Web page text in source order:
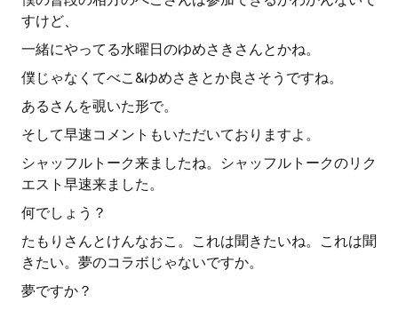
すけど、
一緒にやってる水曜日のゆめさきさんとかね。
僕じゃなくてべこ&ゆめさきとか良さそうですね。
あるさんを覗いた形で。
そして早速コメントもいただいておりますよ。
シャッフルトーク来ましたね。シャッフルトークのリク
エスト早速来ました。
何でしょう？
たもりさんとけんなおこ。これは聞きたいね。これは聞
きたい。夢のコラボじゃないですか。
夢ですか？